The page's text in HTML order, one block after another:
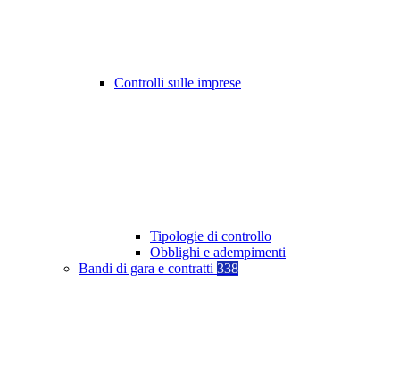
Controlli sulle imprese
Tipologie di controllo
Obblighi e adempimenti
Bandi di gara e contratti 338